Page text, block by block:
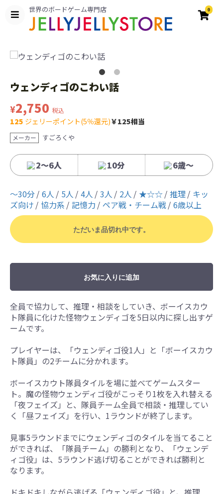
世界のボードゲーム専門店 0
ウェンディゴのこわい話
¥2,750 税込
125 ジェリーポイント(5％還元)￥125相当
メーカー すごろくや
2～6人 10分 6歳〜
〜30分 6人 5人 4人 3人 2人 ★☆☆ 推理
キッ
ズ向け
協力系 記憶力 ペア戦・チーム戦 6歳以上
ただいま品切れ中です。
お気に入りに追加
全員で協力して、推理・相談をしていき、ボーイスカウ
ト隊員に化けた怪物ウェンディゴを5日以内に探し出すゲ
ームです。
プレイヤーは、「ウェンディゴ役1人」と「ボーイスカウ
ト隊員」の2チームに分かれます。
ボーイスカウト隊員タイルを場に並べてゲームスター
ト。魔の怪物ウェンディゴ役がこっそり1枚を入れ替える
「夜フェイズ」と、隊員チーム全員で相談・推理してい
く「昼フェイズ」を行い、1ラウンドが終了します。
見事5ラウンドまでにウェンディゴのタイルを当てること
ができれば、「隊員チーム」の勝利となり、「ウェンデ
ィゴ役」は、5ラウンド逃げ切ることができれば勝利と
なります。